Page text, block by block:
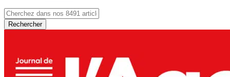
Rechercher